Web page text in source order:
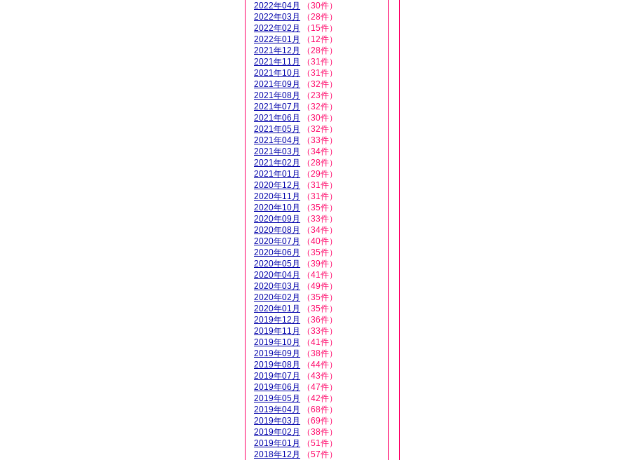
2022年04月
（30件）
2022年03月
（28件）
2022年02月
（15件）
2022年01月
（12件）
2021年12月
（28件）
2021年11月
（31件）
2021年10月
（31件）
2021年09月
（32件）
2021年08月
（23件）
2021年07月
（32件）
2021年06月
（30件）
2021年05月
（32件）
2021年04月
（33件）
2021年03月
（34件）
2021年02月
（28件）
2021年01月
（29件）
2020年12月
（31件）
2020年11月
（31件）
2020年10月
（35件）
2020年09月
（33件）
2020年08月
（34件）
2020年07月
（40件）
2020年06月
（35件）
2020年05月
（39件）
2020年04月
（41件）
2020年03月
（49件）
2020年02月
（35件）
2020年01月
（35件）
2019年12月
（36件）
2019年11月
（33件）
2019年10月
（41件）
2019年09月
（38件）
2019年08月
（44件）
2019年07月
（43件）
2019年06月
（47件）
2019年05月
（42件）
2019年04月
（68件）
2019年03月
（69件）
2019年02月
（38件）
2019年01月
（51件）
2018年12月
（57件）